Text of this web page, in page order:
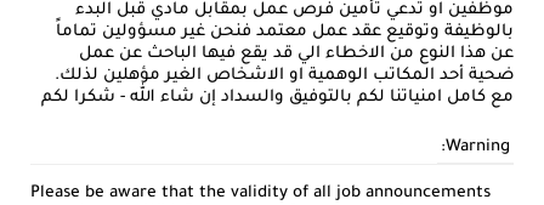
موظفين او تدعي تأمين فرص عمل بمقابل مادي قبل البدء
بالوظيفة وتوقيع عقد عمل معتمد فنحن غير مسؤولين تماماً
عن هذا النوع من الاخطاء الي قد يقع فيها الباحث عن عمل
ضحية أحد المكاتب الوهمية او الاشخاص الغير مؤهلين لذلك.
مع كامل امنياتنا لكم بالتوفيق والسداد إن شاء الله - شكرا لكم
Warning:
Please be aware that the validity of all job announcements